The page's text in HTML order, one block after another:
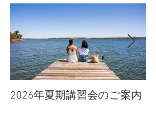
2026年夏期講習会のご案内